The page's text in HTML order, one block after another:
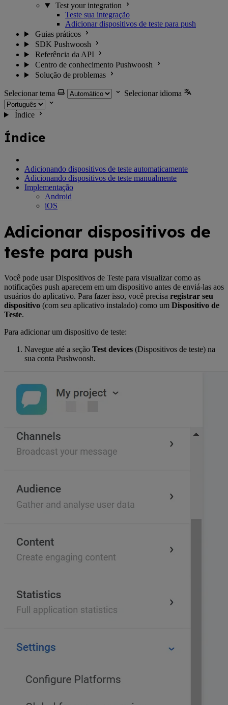
Test your integration
Teste sua integração
Adicionar dispositivos de teste para push
Guias práticos
SDK Pushwoosh
Referência da API
Centro de conhecimento Pushwoosh
Solução de problemas
Selecionar tema Selecionar idioma
Índice
Índice
Adicionando dispositivos de teste automaticamente
Adicionando dispositivos de teste manualmente
Implementação
Android
iOS
Adicionar dispositivos de
teste para push
Você pode usar Dispositivos de Teste para visualizar como as
notificações push aparecem em um dispositivo antes de enviá-las aos
usuários do aplicativo. Para fazer isso, você precisa registrar seu
dispositivo (com seu aplicativo instalado) como um Dispositivo de
Teste.
Para adicionar um dispositivo de teste:
Navegue até a seção Test devices (Dispositivos de teste) na
sua conta Pushwoosh.